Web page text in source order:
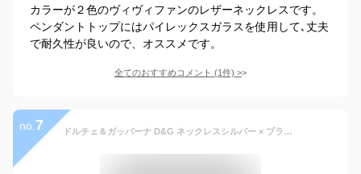
カラーが２色のヴィヴィファンのレザーネックレスです。
ペンダントトップにはパイレックスガラスを使用して､丈夫
で耐久性が良いので、オススメです。
全てのおすすめコメント (1件) >
no. 7 ドルチェ＆ガッバーナ D&G ネックレスシルバー × ブラック DOLCE&GABBANA ロゴ プレート シルバードルガバ DJ0705 ファッション アクセサリー メンズ レディース レザーラジエタードッグタグプレートスクエア ボーダー チョーカー